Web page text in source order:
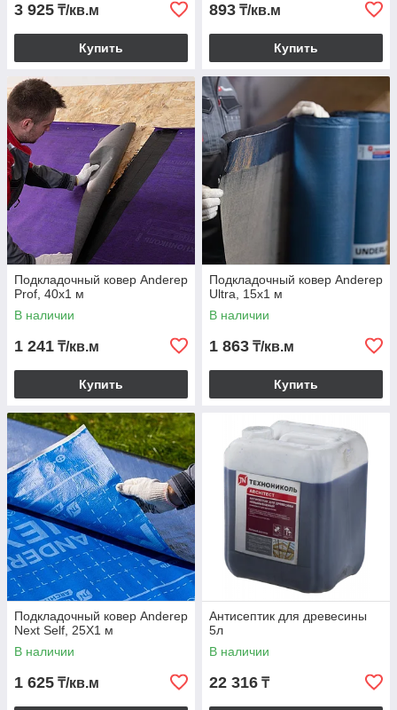
3 925 ₸/кв.м
Купить
893 ₸/кв.м
Купить
Подкладочный ковер Anderep
Prof, 40х1 м
В наличии
1 241 ₸/кв.м
Купить
Подкладочный ковер Anderep
Ultra, 15х1 м
В наличии
1 863 ₸/кв.м
Купить
Подкладочный ковер Anderep
Next Self, 25Х1 м
В наличии
1 625 ₸/кв.м
Антисептик для древесины
5л
В наличии
22 316 ₸